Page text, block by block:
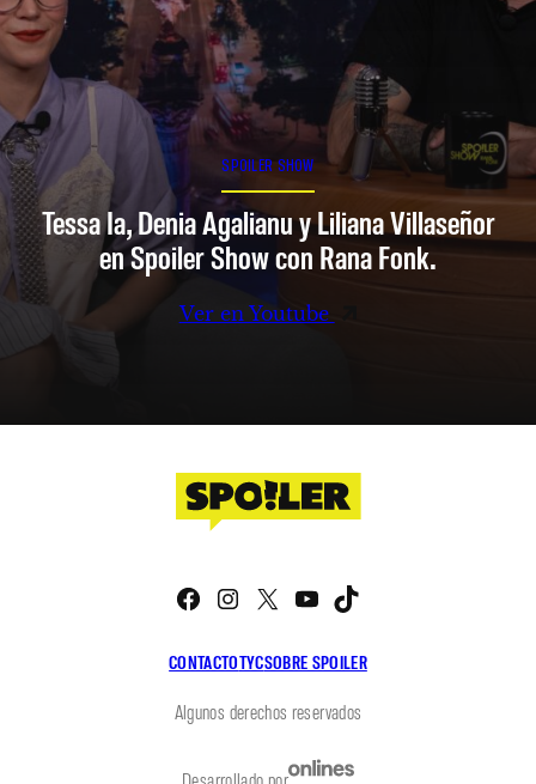
SPOILER SHOW
Tessa Ia, Denia Agalianu y Liliana Villaseñor
en Spoiler Show con Rana Fonk.
Ver en Youtube
CONTACTOTYCSOBRE SPOILER
Facebook
Instagram
X YouTube
Algunos derechos reservados